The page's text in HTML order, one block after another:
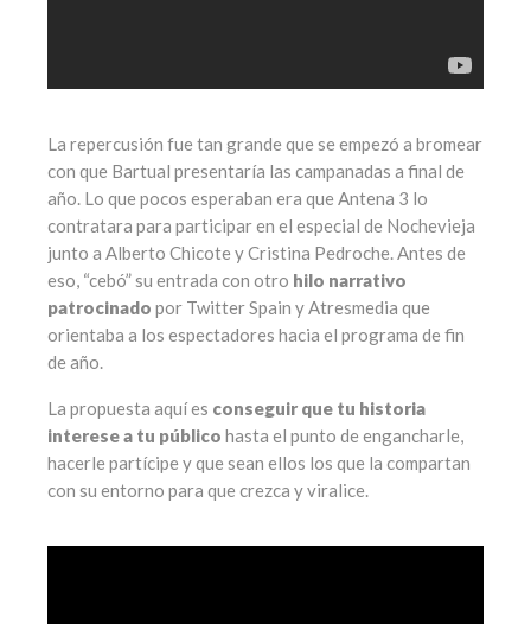
La repercusión fue tan grande que se empezó a bromear
con que Bartual presentaría las campanadas a final de
año. Lo que pocos esperaban era que Antena 3 lo
contratara para participar en el especial de Nochevieja
junto a Alberto Chicote y Cristina Pedroche. Antes de
eso, “cebó” su entrada con otro hilo narrativo
patrocinado por Twitter Spain y Atresmedia que
orientaba a los espectadores hacia el programa de fin
de año.
La propuesta aquí es conseguir que tu historia
interese a tu público hasta el punto de engancharle,
hacerle partícipe y que sean ellos los que la compartan
con su entorno para que crezca y viralice.